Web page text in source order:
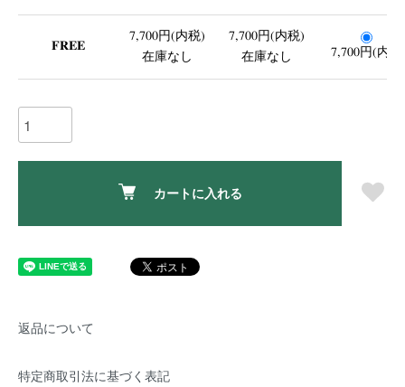
FREE
7,700円(内税)
在庫なし
7,700円(内税)
在庫なし
7,700円(内税
カートに入れる
返品について
特定商取引法に基づく表記